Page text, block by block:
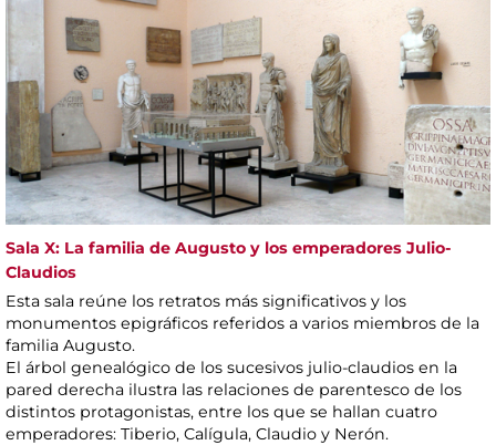
Sala X: La familia de Augusto y los emperadores Julio-
Claudios
Esta sala reúne los retratos más significativos y los
monumentos epigráficos referidos a varios miembros de la
familia Augusto.
El árbol genealógico de los sucesivos julio-claudios en la
pared derecha ilustra las relaciones de parentesco de los
distintos protagonistas, entre los que se hallan cuatro
emperadores: Tiberio, Calígula, Claudio y Nerón.